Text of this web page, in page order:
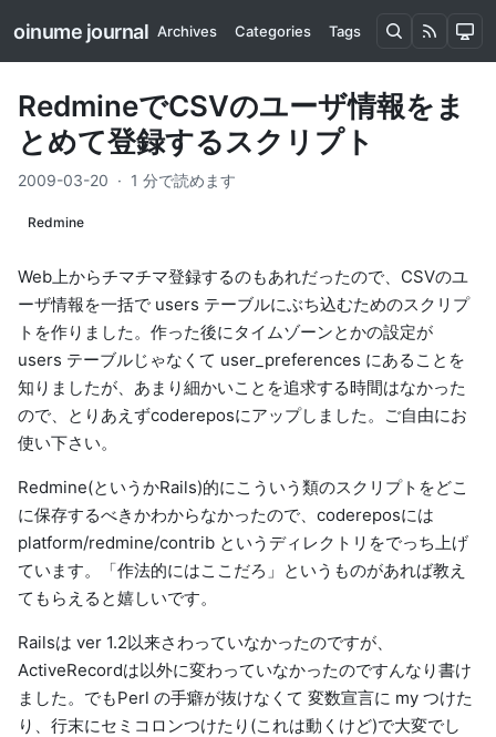
oinume journal Archives Categories Tags
RedmineでCSVのユーザ情報をま
とめて登録するスクリプト
2009-03-20 · 1 分で読めます
Redmine
Web上からチマチマ登録するのもあれだったので、CSVのユ
ーザ情報を一括で users テーブルにぶち込むためのスクリプ
トを作りました。作った後にタイムゾーンとかの設定が
users テーブルじゃなくて user_preferences にあることを
知りましたが、あまり細かいことを追求する時間はなかった
ので、とりあえずcodereposにアップしました。ご自由にお
使い下さい。
Redmine(というかRails)的にこういう類のスクリプトをどこ
に保存するべきかわからなかったので、codereposには
platform/redmine/contrib というディレクトリをでっち上げ
ています。「作法的にはここだろ」というものがあれば教え
てもらえると嬉しいです。
Railsは ver 1.2以来さわっていなかったのですが、
ActiveRecordは以外に変わっていなかったのですんなり書け
ました。でもPerl の手癖が抜けなくて 変数宣言に my つけた
り、行末にセミコロンつけたり(これは動くけど)で大変でし